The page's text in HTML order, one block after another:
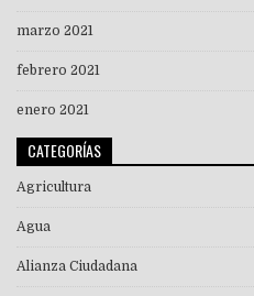
marzo 2021
febrero 2021
enero 2021
CATEGORÍAS
Agricultura
Agua
Alianza Ciudadana